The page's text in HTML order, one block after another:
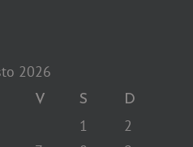
2026
V S D
1
2